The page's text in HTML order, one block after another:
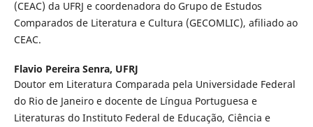
(CEAC) da UFRJ e coordenadora do Grupo de Estudos
Comparados de Literatura e Cultura (GECOMLIC), afiliado ao
CEAC.
Flavio Pereira Senra, UFRJ
Doutor em Literatura Comparada pela Universidade Federal
do Rio de Janeiro e docente de Língua Portuguesa e
Literaturas do Instituto Federal de Educação, Ciência e